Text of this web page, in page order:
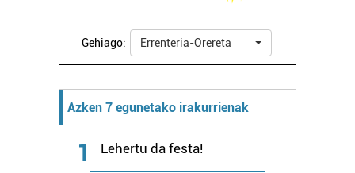
Gehiago: Errenteria-Orereta
Azken 7 egunetako irakurrienak
1 Lehertu da festa!